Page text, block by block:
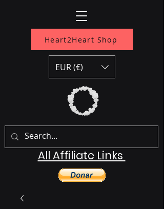
Heart2Heart Shop
All Affiliate Links
EUR (€)